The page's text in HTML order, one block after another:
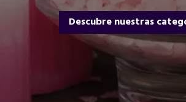
Descubre nuestras